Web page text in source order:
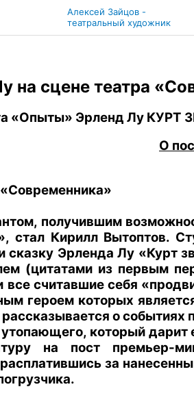
Алексей Зайцов -
театральный художник
на сцене театра
«Опыты» Эрленд Лу КУРТ
О
получившим
стал Кирилл Вытоптов.
сказку Эрленда Лу «Курт
(цитатами из первым
все считавшие себя
героем которых
о событиях
который дарит
на пост премьер-
за